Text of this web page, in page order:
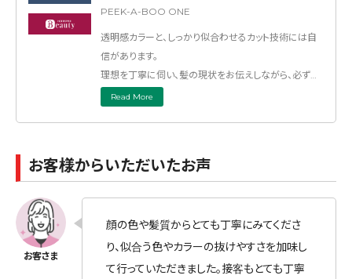
PEEK-A-BOO ONE
透明感カラーと、しっかり似合わせるカット技術には自
信があります。
理想を丁寧に伺い、髪の現状をお伝えしながら、必ず最
高の仕上がりをご提案します。
あなただけの“上品で素敵なスタイル”を一緒に見つけ
Read More
お客様からいただいたお声
顔の色や髪質からとても丁寧にみてくださ
り、似合う色やカラーの抜けやすさを加味し
て行っていただきました。接客もとても丁寧